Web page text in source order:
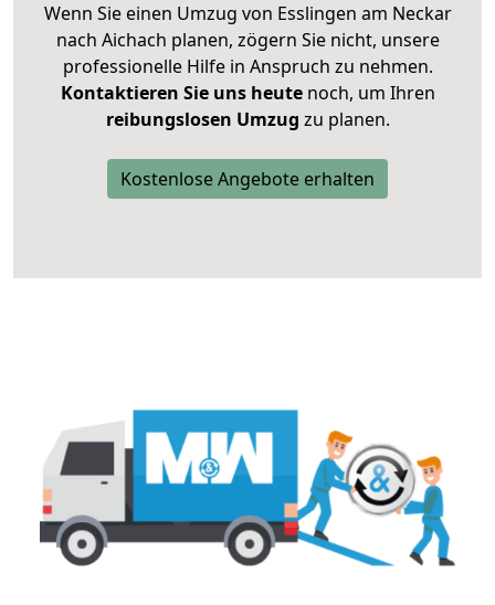
Wenn Sie einen Umzug von Esslingen am Neckar
nach Aichach planen, zögern Sie nicht, unsere
professionelle Hilfe in Anspruch zu nehmen.
Kontaktieren Sie uns heutenoch, um Ihren
reibungslosen Umzug zu planen.
Kostenlose Angebote erhalten